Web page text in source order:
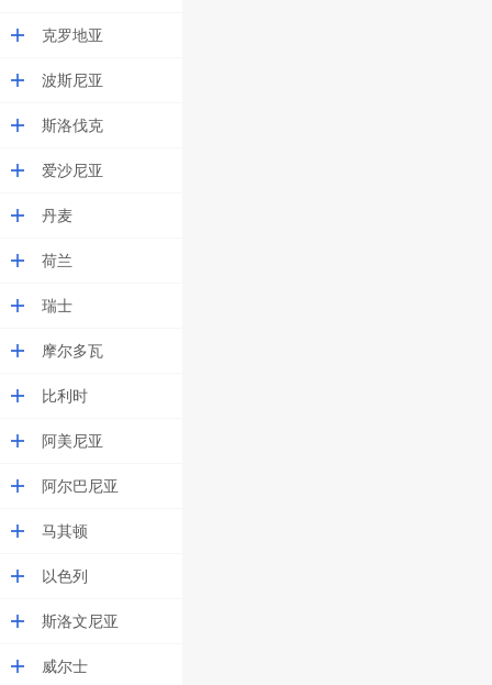
克罗地亚
波斯尼亚
斯洛伐克
爱沙尼亚
丹麦
荷兰
瑞士
摩尔多瓦
比利时
阿美尼亚
阿尔巴尼亚
马其顿
以色列
斯洛文尼亚
威尔士